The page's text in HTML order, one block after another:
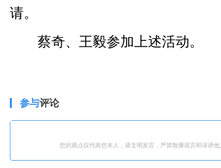
请。
蔡奇、王毅参加上述活动。
参与评论
您的观点仅代表您本人，请文明发言，严禁散播谣言和诽谤他